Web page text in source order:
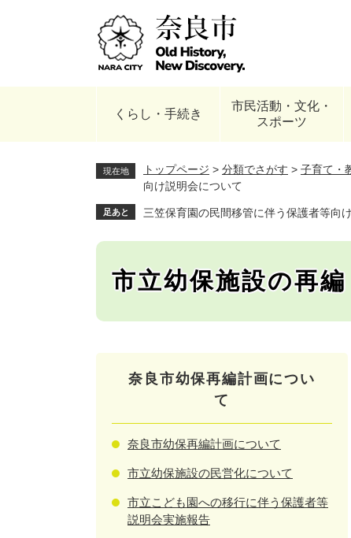
くらし・手続き
市民活動・文化・
スポーツ
現在地 トップページ > 分類でさがす > 子育て・
向け説明会について
足あと 三笠保育園の民間移管に伴う保護者等向
市立幼保施設の再編
奈良市幼保再編計画につい
て
奈良市幼保再編計画について
市立幼保施設の民営化について
市立こども園への移行に伴う保護者等
説明会実施報告